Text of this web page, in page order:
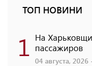
ТОП НОВИНИ
1 На
пассажиров
04 августа, 2026